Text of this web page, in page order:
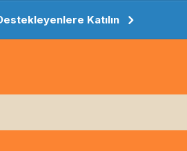
Katılın